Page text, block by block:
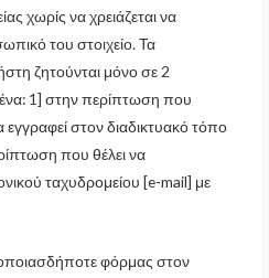
χωρίς να χρειάζεται να
του στοιχείο. Τα
ζητούνται μόνο σε 2
1] στην περίπτωση που
εγγραφεί στον διαδικτυακό τόπο
που θέλει να
ταχυδρομείου [e-mail] με
φόρμας στον